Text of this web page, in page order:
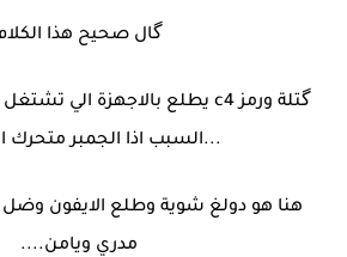
گال صحيح هذا
السبب اذا الجمبر متحرك او مفقود...
هنا هو دولغ شوية وطلع الايفون وضل
مدري ويامن....